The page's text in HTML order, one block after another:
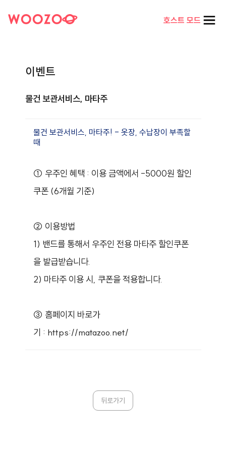
호스트 모드
이벤트
물건 보관서비스, 마타주
물건 보관서비스, 마타주! - 옷장, 수납장이 부족할
때
① 우주인 혜택 : 이용 금액에서 -5000원 할인
쿠폰 (6개월 기준)
② 이용방법
1) 밴드를 통해서 우주인 전용 마타주 할인쿠폰
을 발급받습니다.
2) 마타주 이용 시, 쿠폰을 적용합니다.
③ 홈페이지 바로가
기 : https://matazoo.net/
뒤로가기